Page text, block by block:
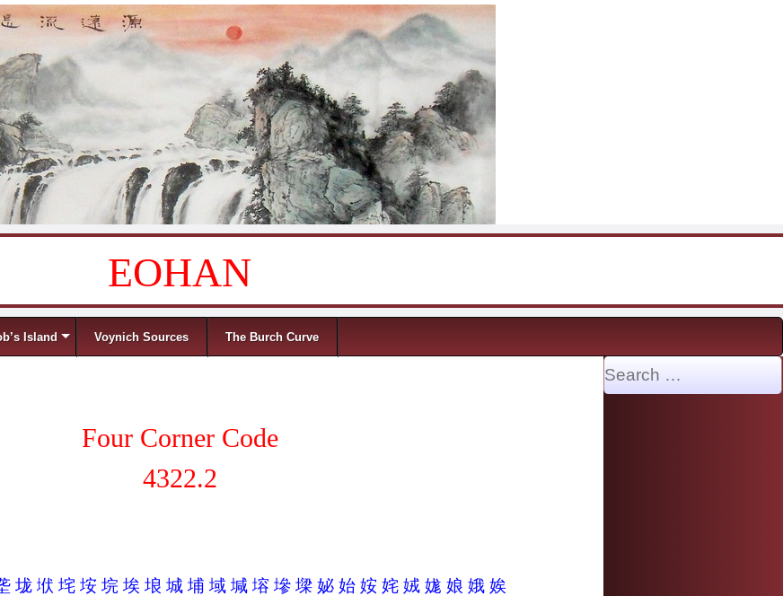
EOHAN
Island Voynich Sources The Burch Curve
Four Corner Code
4322.2
垅垘垞垵垸埃埌城埔域堿塎墋墚妼始姲姹娀娏娘娥娭
Search